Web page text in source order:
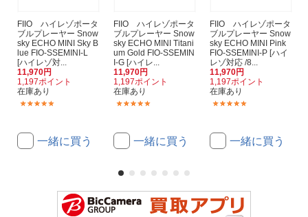
FIIO ハイレゾポータ
ブルプレーヤー Snow
sky ECHO MINI Sky B
lue FIO-SSEMINI-L
[ハイレゾ対...
11,970円
1,197ポイント
在庫あり
一緒に買う
FIIO ハイレゾポータ
ブルプレーヤー Snow
sky ECHO MINI Titani
um Gold FIO-SSEMIN
I-G [ハイレ...
11,970円
1,197ポイント
在庫あり
一緒に買う
FIIO ハイレゾポータ
ブルプレーヤー Snow
sky ECHO MINI Pink
FIO-SSEMINI-P [ハイ
レゾ対応 /8...
11,970円
1,197ポイント
在庫あり
一緒に買う